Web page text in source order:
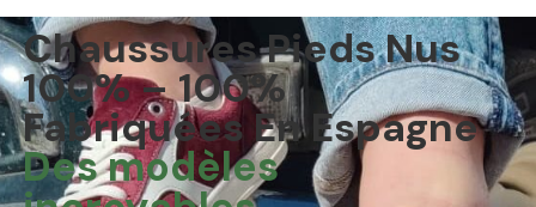
Chaussures Pieds Nus
100% – 100%
Fabriquées En Espagne
Des modèles